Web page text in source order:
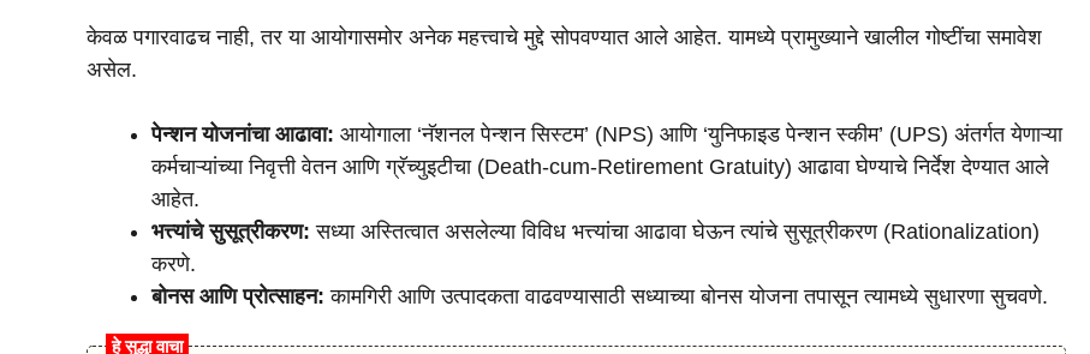
केवळ पगारवाढच नाही, तर या आयोगासमोर अनेक महत्त्वाचे मुद्दे सोपवण्यात आले आहेत. यामध्ये प्रामुख्याने खालील गोष्टींचा समावेश
असेल.
पेन्शन योजनांचा आढावा: आयोगाला ‘नॅशनल पेन्शन सिस्टम’ (NPS) आणि ‘युनिफाइड पेन्शन स्कीम’ (UPS) अंतर्गत येणाऱ्या
कर्मचाऱ्यांच्या निवृत्ती वेतन आणि ग्रॅच्युइटीचा (Death-cum-Retirement Gratuity) आढावा घेण्याचे निर्देश देण्यात आले
आहेत.
भत्त्यांचे सुसूत्रीकरण: सध्या अस्तित्वात असलेल्या विविध भत्त्यांचा आढावा घेऊन त्यांचे सुसूत्रीकरण (Rationalization)
करणे.
बोनस आणि प्रोत्साहन: कामगिरी आणि उत्पादकता वाढवण्यासाठी सध्याच्या बोनस योजना तपासून त्यामध्ये सुधारणा सुचवणे.
हे सुद्धा वाचा